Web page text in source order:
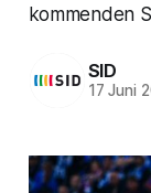
kommenden
SID
17 Juni